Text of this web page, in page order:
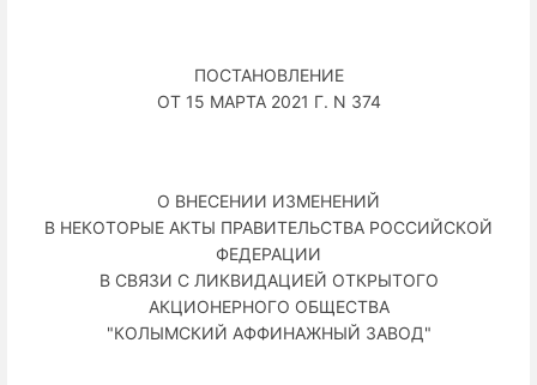
ПОСТАНОВЛЕНИЕ
ОТ 15 МАРТА 2021 Г. N 374
О ВНЕСЕНИИ ИЗМЕНЕНИЙ
В НЕКОТОРЫЕ АКТЫ ПРАВИТЕЛЬСТВА РОССИЙСКОЙ
ФЕДЕРАЦИИ
В СВЯЗИ С ЛИКВИДАЦИЕЙ ОТКРЫТОГО
АКЦИОНЕРНОГО ОБЩЕСТВА
"КОЛЫМСКИЙ АФФИНАЖНЫЙ ЗАВОД"